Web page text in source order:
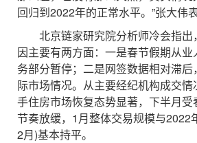
回归到2022年的正常水平。”张大伟表
北京链家研究院分析师冷会指出
因主要有两方面：一是春节假期从
务部分暂停；二是网签数据相对滞
际市场情况。从主要经纪机构成交
手住房市场恢复态势显著，下半月
节奏放缓，1月整体交易规模与2022
2月)基本持平。